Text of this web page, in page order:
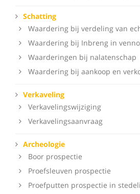
Schatting
Waardering bij verdeling van
Waardering bij Inbreng in
Waarderingen bij nalatenschap
Waardering bij aankoop en
Verkaveling
Verkavelingswijziging
Verkavelingsaanvraag
Archeologie
Boor prospectie
Proefsleuven prospectie
Proefputten prospectie in